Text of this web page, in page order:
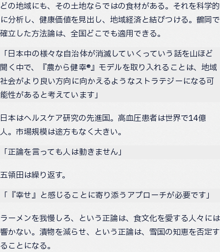
どの地域にも、その土地ならではの食材がある。それを科学的
に分析し、健康価値を見出し、地域経済と結びつける。鶴岡で
確立した方法論は、全国どこでも適用できる。
「日本中の様々な自治体が消滅していくっていう話を山ほど
聞く中で、『農から健幸®』モデルを取り入れることは、地域
社会がより良い方向に向かえるようなストラテジーになる可
能性があると考えています」
日本はヘルスケア研究の先進国。高血圧患者は世界で14億
人。市場規模は途方もなく大きい。
「正論を言っても人は動きません」
五領田は繰り返す。
「『幸せ』と感じることに寄り添うアプローチが必要です」
ラーメンを我慢しろ、という正論は、食文化を愛する人々には
響かない。漬物を減らせ、という正論は、雪国の知恵を否定す
ることになる。